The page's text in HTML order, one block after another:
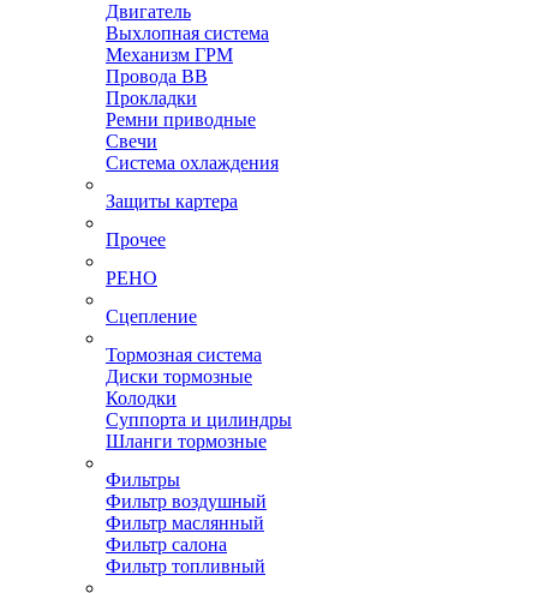
Двигатель
Выхлопная система
Механизм ГРМ
Провода ВВ
Прокладки
Ремни приводные
Свечи
Система охлаждения
Защиты картера
Прочее
РЕНО
Сцепление
Тормозная система
Диски тормозные
Колодки
Суппорта и цилиндры
Шланги тормозные
Фильтры
Фильтр воздушный
Фильтр маслянный
Фильтр салона
Фильтр топливный